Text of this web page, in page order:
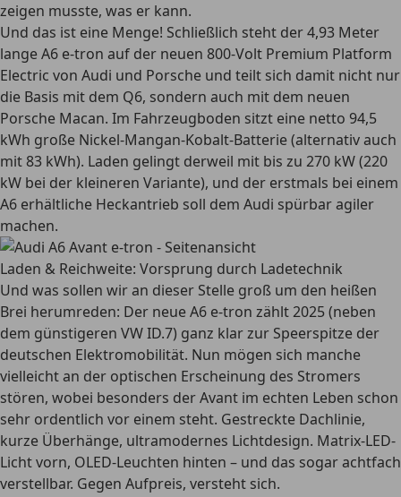
zeigen musste, was er kann.
Und das ist eine Menge! Schließlich steht der 4,93 Meter
lange A6 e-tron auf der neuen 800-Volt Premium Platform
Electric von Audi und Porsche und teilt sich damit nicht nur
die Basis mit dem Q6, sondern auch mit dem neuen
Porsche Macan. Im Fahrzeugboden sitzt eine netto 94,5
kWh große Nickel-Mangan-Kobalt-Batterie (alternativ auch
mit 83 kWh). Laden gelingt derweil mit bis zu 270 kW (220
kW bei der kleineren Variante), und der erstmals bei einem
A6 erhältliche Heckantrieb soll dem Audi spürbar agiler
machen.
Laden & Reichweite: Vorsprung durch Ladetechnik
Und was sollen wir an dieser Stelle groß um den heißen
Brei herumreden: Der neue A6 e-tron zählt 2025 (neben
dem günstigeren VW ID.7) ganz klar zur Speerspitze der
deutschen Elektromobilität. Nun mögen sich manche
vielleicht an der optischen Erscheinung des Stromers
stören, wobei besonders der Avant im echten Leben schon
sehr ordentlich vor einem steht. Gestreckte Dachlinie,
kurze Überhänge, ultramodernes Lichtdesign. Matrix-LED-
Licht vorn, OLED-Leuchten hinten – und das sogar achtfach
verstellbar. Gegen Aufpreis, versteht sich.